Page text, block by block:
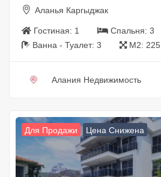
Аланья Каргыджак
Гостиная: 1 Спальня: 3
Ванна - Туалет: 3 М2: 225
Алания Недвижимость
Для Продажи Цена Снижена